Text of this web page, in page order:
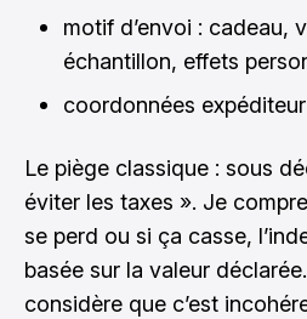
motif d’envoi : cadeau,
échantillon, effets
coordonnées
Le piège classique : sous
éviter les taxes ». Je
se perd ou si ça casse,
basée sur la valeur
considère que c’est